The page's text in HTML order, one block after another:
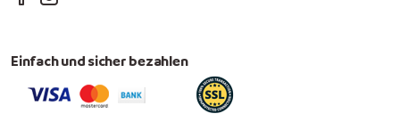
Einfach und sicher bezahlen